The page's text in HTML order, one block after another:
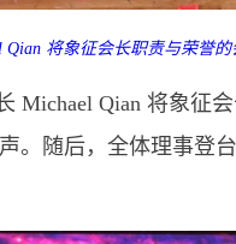
Qian 将象征会长职责与荣誉的
Michael Qian 将象征
。随后，全体理事登